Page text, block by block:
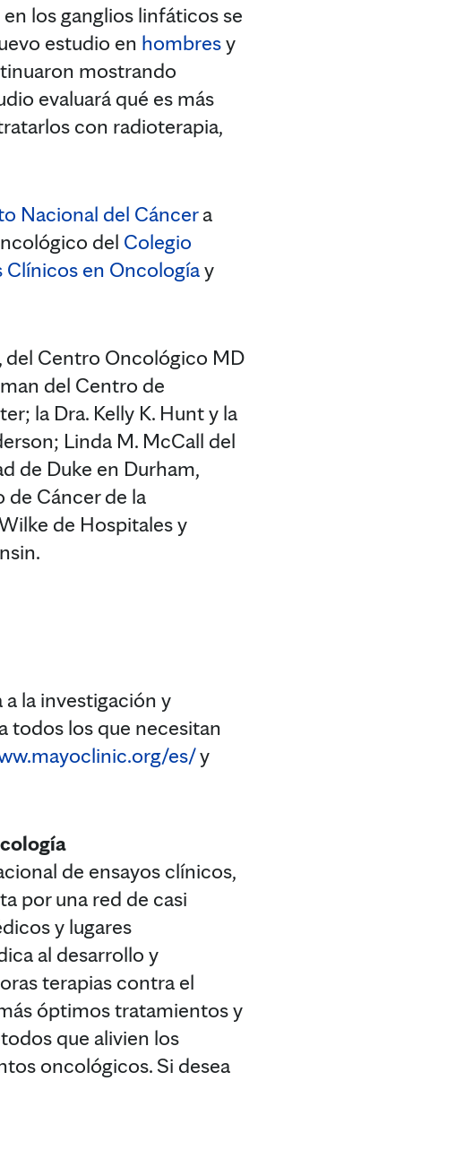
los ganglios linfáticos se
estudio en hombresy
mostrando
evaluará qué es más
con radioterapia,
Nacional del Cáncera
del Colegio
Clínicos en Oncologíay
del Centro Oncológico MD
del Centro de
la Dra. Kelly K. Hunt y la
Linda M. McCall del
de Duke en Durham,
Cáncer de la
de Hospitales y
la investigación y
todos los que necesitan
es/y
de ensayos clínicos,
por una red de casi
y lugares
al desarrollo y
terapias contra el
óptimos tratamientos y
que alivien los
oncológicos. Si desea